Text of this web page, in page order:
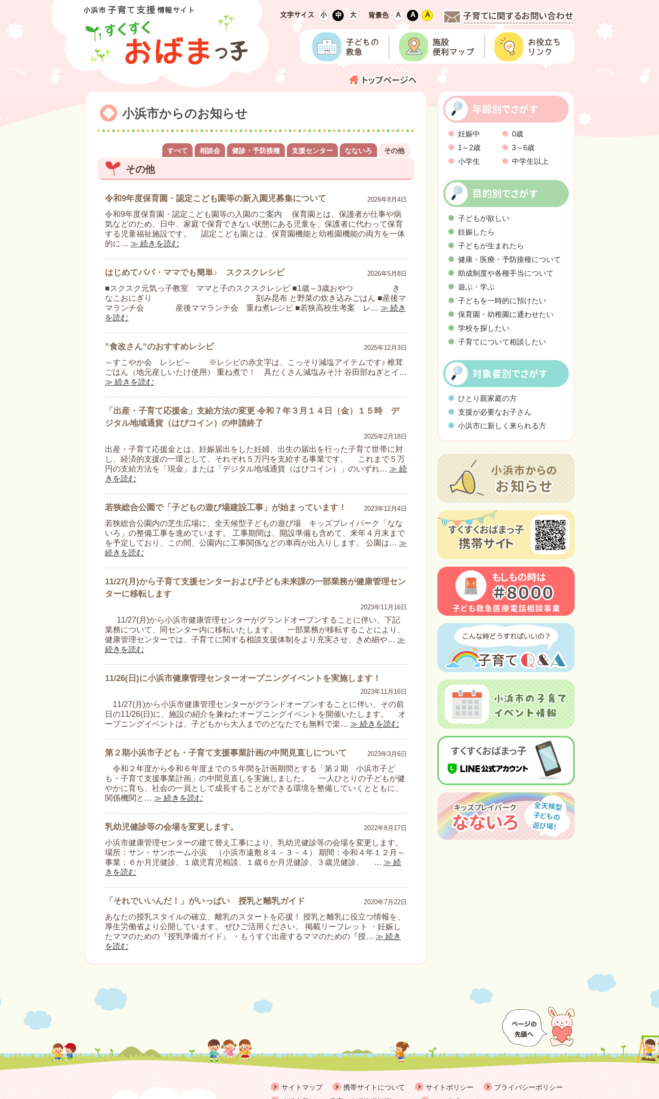
文字サイズ 小 中 大 背景色 Ａ Ａ Ａ
小浜市からのお知らせ
すべて 相談会 健診・予防接種 支援センター なないろ その他
その他
令和9年度保育園・認定こども園等の新入園児募集について 2026年8月4日
令和9年度保育園・認定こども園等の入園のご案内 保育園とは、保護者が仕事や病
気などのため、日中、家庭で保育できない状態にある児童を、保護者に代わって保育
する児童福祉施設です。 認定こども園とは、保育園機能と幼稚園機能の両方を一体
的に… ≫ 続きを読む
はじめてパパ・ママでも簡単♪ スクスクレシピ 2026年5月8日
■スクスク元気っ子教室 ママと子のスクスクレシピ ■1歳～3歳おやつ き
なこおにぎり 刻み昆布 と野菜の炊き込みごはん ■産後マ
マランチ会 産後ママランチ会 重ね煮レシピ ■若狭高校生考案 レ… ≫ 続き
を読む
”食改さん”のおすすめレシピ 2025年12月3日
～すこやか会 レシピ～ ※レシピの赤文字は、こっそり減塩アイテムです♪ 椎茸
ごはん（地元産しいたけ使用） 重ね煮で！ 具だくさん減塩みそ汁 谷田部ねぎとイ…
≫ 続きを読む
「出産・子育て応援金」支給方法の変更 令和７年３月１４日（金）１５時 デ
ジタル地域通貨（はぴコイン）の申請終了
2025年2月18日
出産・子育て応援金とは、妊娠届出をした妊婦、出生の届出を行った子育て世帯に対
し、経済的支援の一環として、それぞれ５万円を支給する事業です。 これまで５万
円の支給方法を「現金」または「デジタル地域通貨（はぴコイン）」のいずれ… ≫ 続
きを読む
若狭総合公園で「子どもの遊び場建設工事」が始まっています！ 2023年12月4日
若狭総合公園内の芝生広場に、全天候型子どもの遊び場 キッズプレイパーク「なな
いろ」の整備工事を進めています。 工事期間は、開設準備も含めて、来年４月末まで
を予定しており、この間、公園内に工事関係などの車両が出入りします。 公園は… ≫
続きを読む
11/27(月)から子育て支援センターおよび子ども未来課の一部業務が健康管理セン
ターに移転します
2023年11月16日
11/27(月)から小浜市健康管理センターがグランドオープンすることに伴い、下記
業務について、同センター内に移転いたします。 一部業務が移転することにより、
健康管理センターでは、子育てに関する相談支援体制をより充実させ、きめ細や… ≫
続きを読む
11/26(日)に小浜市健康管理センターオープニングイベントを実施します！
2023年11月16日
11/27(月)から小浜市健康管理センターがグランドオープンすることに伴い、その前
日の11/26(日)に、施設の紹介を兼ねたオープニングイベントを開催いたします。 オ
ープニングイベントは、子どもから大人までのどなたでも無料で楽… ≫ 続きを読む
第２期小浜市子ども・子育て支援事業計画の中間見直しについて 2023年3月6日
令和２年度から令和６年度までの５年間を計画期間とする「第２期 小浜市子ど
も・子育て支援事業計画」の中間見直しを実施しました。 一人ひとりの子どもが健
やかに育ち、社会の一員として成長することができる環境を整備していくとともに、
関係機関と… ≫ 続きを読む
乳幼児健診等の会場を変更します。 2022年8月17日
小浜市健康管理センターの建て替え工事により、乳幼児健診等の会場を変更します。
場所：サン・サンホーム小浜 （小浜市遠敷８４－３－４） 期間：令和４年１２月～
事業：６か月児健診、１歳児育児相談、１歳６か月児健診、３歳児健診、 … ≫ 続
きを読む
「それでいいんだ！」がいっぱい 授乳と離乳ガイド 2020年7月22日
あなたの授乳スタイルの確立、離乳のスタートを応援！ 授乳と離乳に役立つ情報を、
厚生労働省より公開しています。 ぜひご活用ください。 掲載リーフレット ・妊娠し
たママのための『授乳準備ガイド』 ・もうすぐ出産するママのための『授… ≫ 続き
を読む
年齢別でさがす
妊娠中
0歳
1～2歳
3～6歳
小学生
中学生以上
目的別でさがす
子どもが欲しい
妊娠したら
子どもが生まれたら
健康・医療・予防接種について
助成制度や各種手当について
遊ぶ・学ぶ
子どもを一時的に預けたい
保育園・幼稚園に通わせたい
学校を探したい
子育てについて相談したい
対象者別でさがす
ひとり親家庭の方
支援が必要なお子さん
小浜市に新しく来られる方
サイトマップ 携帯サイトについて サイトポリシー
プライバシーポリシー